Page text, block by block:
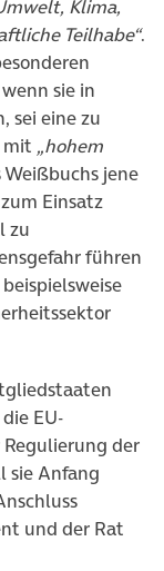
Klima,
Teilhabe“.
sie in
sei eine zu
mit „hohem
jene
zum Einsatz
zu
führen
EU-
der
sie Anfang
und der Rat